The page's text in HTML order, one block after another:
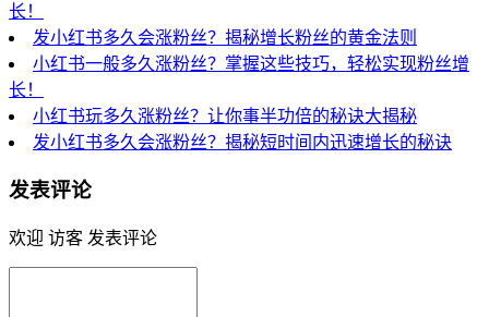
长！
发小红书多久会涨粉丝？揭秘增长粉丝的黄金法则
小红书一般多久涨粉丝？掌握这些技巧，轻松实现粉丝增
长！
小红书玩多久涨粉丝？让你事半功倍的秘诀大揭秘
发小红书多久会涨粉丝？揭秘短时间内迅速增长的秘诀
发表评论
欢迎 访客 发表评论